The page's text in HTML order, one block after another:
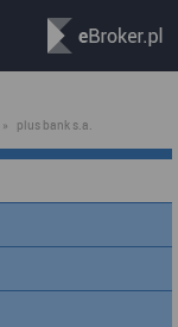
» plus bank s.a.